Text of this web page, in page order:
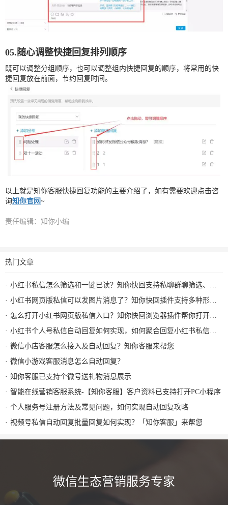
05.随心调整快捷回复排列顺序
既可以调整分组顺序，也可以调整组内快捷回复的顺序，将常用的快
捷回复放在前面，节约回复时间。
以上就是知你客服快捷回复功能的主要介绍了，如有需要欢迎点击咨
询知你官网~
责任编辑：知你小编
热门文章
小红书私信怎么筛选和一键已读？知你快回支持私聊群聊筛选、批量已读和图片回复
小红书网页版私信可以发图片消息了？知你快回插件支持多种形式图片发送和AI自动回复
怎么打开小红书网页版私信入口？知你快回浏览器插件帮你打开小红书私信AI回复及快捷回复
小红书个人号私信自动回复如何实现，如何聚合回复小红书私信及群消息？知你客服来解决
微信小店客服怎么接入及自动回复？知你客服来帮您
微信小游戏客服消息怎么自动回复？
知你客服已支持个微号送礼物消息展示
智能在线营销客服系统-【知你客服】客户资料已支持打开PC小程序
个人服务号注册方法及常见问题，如何实现自动回复攻略
视频号私信自动回复批量回复如何实现？「知你客服」来帮您
微信生态营销服务专家